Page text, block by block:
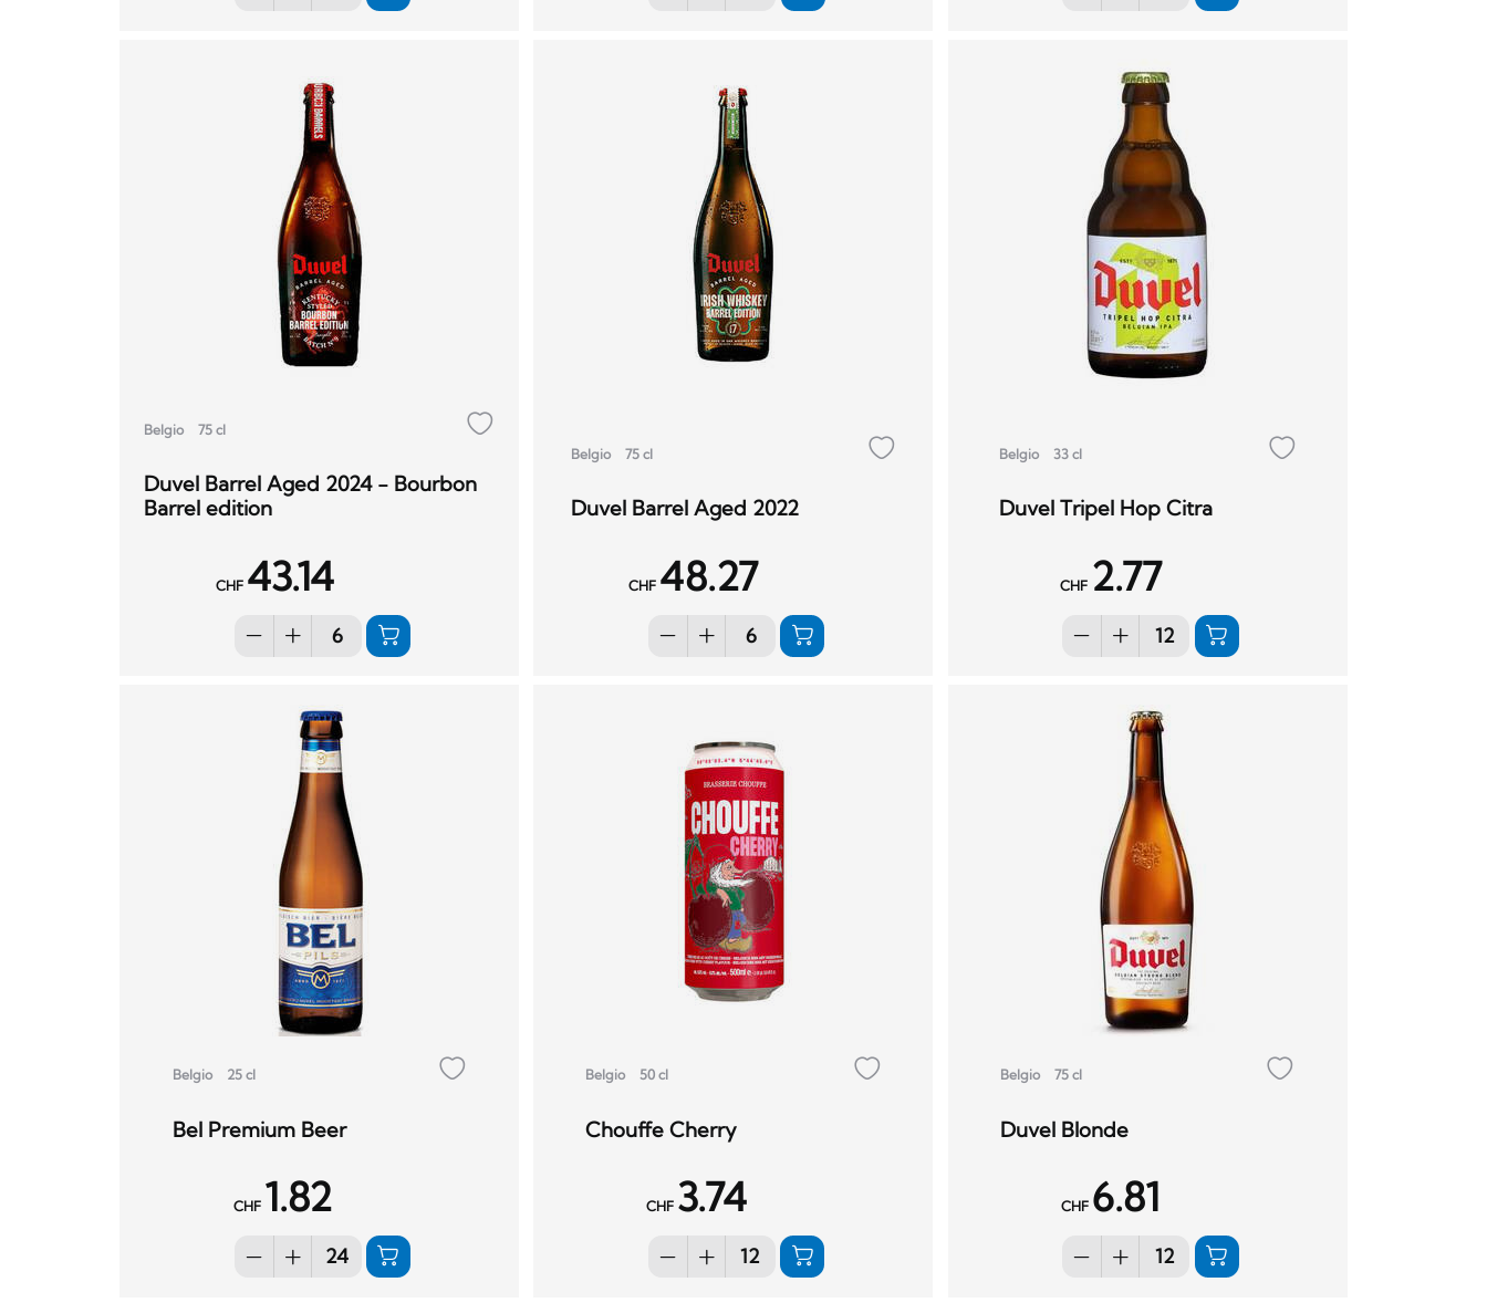
Belgio 75 cl
Duvel Barrel Aged 2024 - Bourbon
Barrel edition
CHF 43.14
Belgio 75 cl
Duvel Barrel Aged 2022
CHF 48.27
Belgio 33 cl
Duvel Tripel Hop Citra
CHF 2.77
Belgio 25 cl
Bel Premium Beer
CHF 1.82
Belgio 50 cl
Chouffe Cherry
CHF 3.74
Belgio 75 cl
Duvel Blonde
CHF 6.81